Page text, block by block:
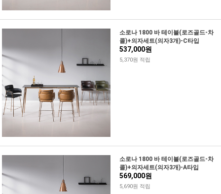
소로나 1800 바 테이블(로즈골드-차
콜)+의자세트(의자3개)-C타입
537,000원
5,370원 적립
소로나 1800 바 테이블(로즈골드-차
콜)+의자세트(의자3개)-A타입
569,000원
5,690원 적립